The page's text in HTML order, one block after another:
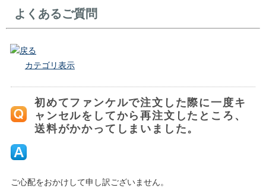
よくあるご質問
戻る
カテゴリ表示
初めてファンケルで注文した際に一度キ
ャンセルをしてから再注文したところ、
送料がかかってしまいました。
ご心配をおかけして申し訳ございません。